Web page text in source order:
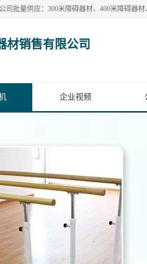
材销售有限公司
企业视频